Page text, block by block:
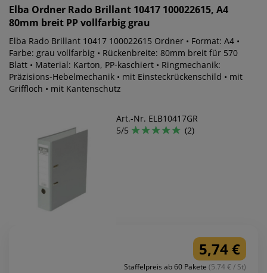
Elba Ordner Rado Brillant 10417 100022615, A4
80mm breit PP vollfarbig grau
Elba Rado Brillant 10417 100022615 Ordner • Format: A4 •
Farbe: grau vollfarbig • Rückenbreite: 80mm breit für 570
Blatt • Material: Karton, PP-kaschiert • Ringmechanik:
Präzisions-Hebelmechanik • mit Einsteckrückenschild • mit
Griffloch • mit Kantenschutz
Art.-Nr. ELB10417GR
5/5
(2)
5,74 €
Staffelpreis ab 60 Pakete (5.74 € / St)